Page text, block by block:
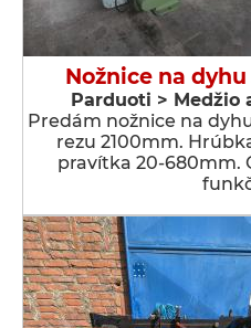
Nožnice na
Parduoti > Medžio
Predám nožnice na
rezu 2100mm.
pravítka 20-680mm.